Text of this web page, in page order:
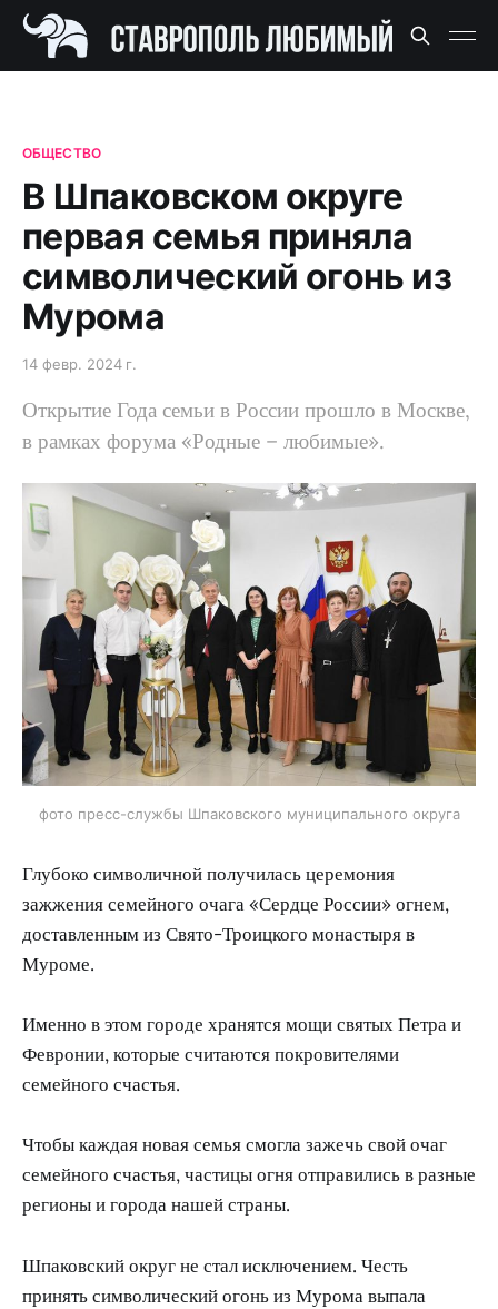
ОБЩЕСТВО
В Шпаковском округе
первая семья приняла
символический огонь из
Мурома
14 февр. 2024 г.
Открытие Года семьи в России прошло в Москве,
в рамках форума «Родные – любимые».
фото пресс-службы Шпаковского муниципального округа
Глубоко символичной получилась церемония
зажжения семейного очага «Сердце России» огнем,
доставленным из Свято-Троицкого монастыря в
Муроме.
Именно в этом городе хранятся мощи святых Петра и
Февронии, которые считаются покровителями
семейного счастья.
Чтобы каждая новая семья смогла зажечь свой очаг
семейного счастья, частицы огня отправились в разные
регионы и города нашей страны.
Шпаковский округ не стал исключением. Честь
принять символический огонь из Мурома выпала